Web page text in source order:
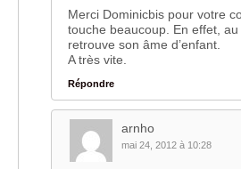
Merci Dominicbis pour votre
touche beaucoup. En effet,
retrouve son âme d’enfant.
A très vite.
Répondre
arnho
mai 24, 2012 à 10:28